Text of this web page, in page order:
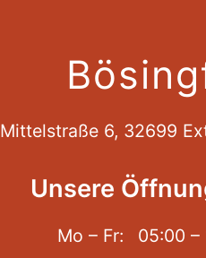
Mittelstraße 6, 32699
Unsere
Mo – Fr:
05:00 –